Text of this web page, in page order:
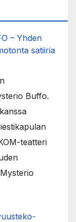
– Yhden
satiiria
Buffo.
teatteri